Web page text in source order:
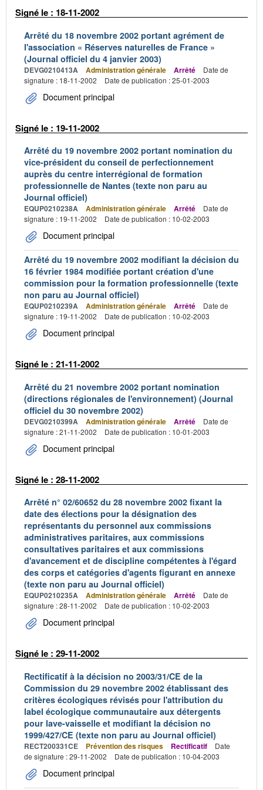
Signé le : 18-11-2002
Arrêté du 18 novembre 2002 portant agrément de
l'association « Réserves naturelles de France »
(Journal officiel du 4 janvier 2003)
DEVG0210413A Administration générale Arrêté
Date de
signature : 18-11-2002
Date de publication : 25-01-2003
Document principal
Signé le : 19-11-2002
Arrêté du 19 novembre 2002 portant nomination du
vice-président du conseil de perfectionnement
auprès du centre interrégional de formation
professionnelle de Nantes (texte non paru au
Journal officiel)
EQUP0210238A Administration générale Arrêté
Date de
signature : 19-11-2002
Date de publication : 10-02-2003
Document principal
Arrêté du 19 novembre 2002 modifiant la décision du
16 février 1984 modifiée portant création d'une
commission pour la formation professionnelle (texte
non paru au Journal officiel)
EQUP0210239A Administration générale Arrêté
Date de
signature : 19-11-2002
Date de publication : 10-02-2003
Document principal
Signé le : 21-11-2002
Arrêté du 21 novembre 2002 portant nomination
(directions régionales de l'environnement) (Journal
officiel du 30 novembre 2002)
DEVG0210399A Administration générale Arrêté
Date de
signature : 21-11-2002
Date de publication : 10-01-2003
Document principal
Signé le : 28-11-2002
Arrêté n° 02/60652 du 28 novembre 2002 fixant la
date des élections pour la désignation des
représentants du personnel aux commissions
administratives paritaires, aux commissions
consultatives paritaires et aux commissions
d'avancement et de discipline compétentes à l'égard
des corps et catégories d'agents figurant en annexe
(texte non paru au Journal officiel)
EQUP0210235A Administration générale Arrêté
Date de
signature : 28-11-2002
Date de publication : 10-02-2003
Document principal
Signé le : 29-11-2002
Rectificatif à la décision no 2003/31/CE de la
Commission du 29 novembre 2002 établissant des
critères écologiques révisés pour l'attribution du
label écologique communautaire aux détergents
pour lave-vaisselle et modifiant la décision no
1999/427/CE (texte non paru au Journal officiel)
RECT200331CE Prévention des risques Rectificatif
Date
de signature : 29-11-2002
Date de publication : 10-04-2003
Document principal